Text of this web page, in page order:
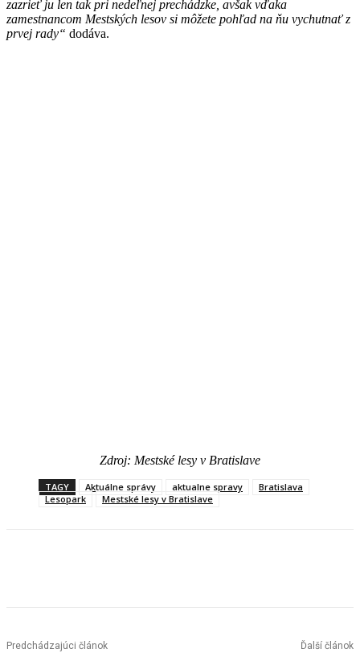
zazrieť ju len tak pri nedeľnej prechádzke, avšak vďaka
zamestnancom Mestských lesov si môžete pohľad na ňu vychutnať z
prvej rady“ dodáva.
Zdroj: Mestské lesy v Bratislave
TAGY Aktuálne správy aktualne spravy
Bratislava
Lesopark
Mestské lesy v Bratislave
Predchádzajúci článok Ďalší článok